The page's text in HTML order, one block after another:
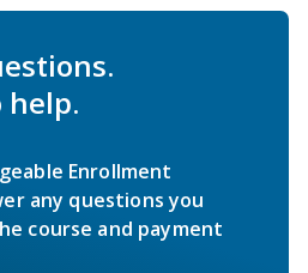
help.
Enrollment
any questions you
course and payment